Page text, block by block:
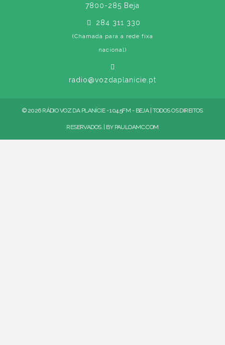
7800-285 Beja
284 311 330
(Chamada para a rede fixa
nacional)
radio@vozdaplanicie.pt
© 2026 RÁDIO VOZ DA PLANÍCIE - 104.5FM - BEJA | TODOS OS DIREITOS
RESERVADOS. | BY PAULOAMC.COM